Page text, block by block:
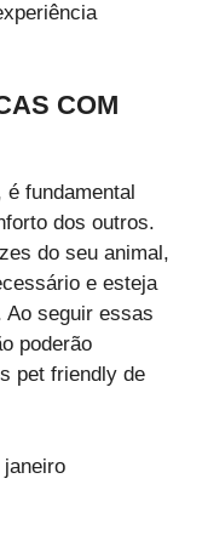
COM
fundamental
dos outros.
do seu animal,
e esteja
Ao seguir essas
poderão
pet friendly de